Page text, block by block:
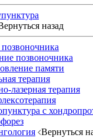
назад
позвоночника
памяти
терапия
лазерная терапия
с
Вернуться